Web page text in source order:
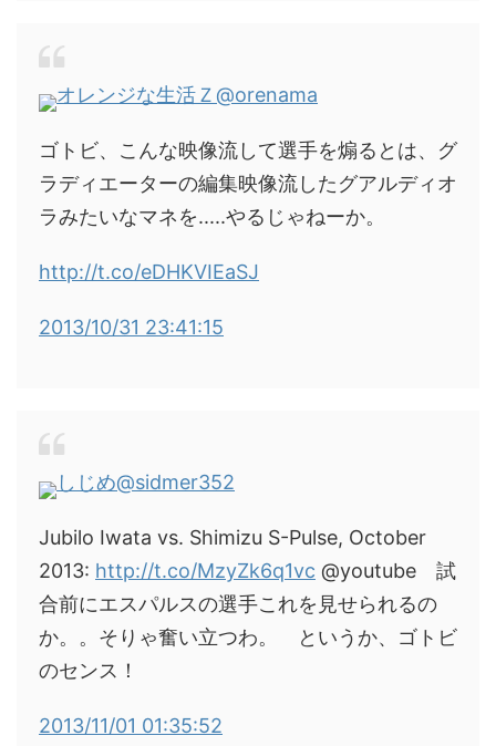
オレンジな生活Ｚ @orenama
ゴトビ、こんな映像流して選手を煽るとは、グ
ラディエーターの編集映像流したグアルディオ
ラみたいなマネを.....やるじゃねーか。
http://t.co/eDHKVIEaSJ
2013/10/31 23:41:15
しじめ@sidmer352
Jubilo Iwata vs. Shimizu S-Pulse, October
2013: http://t.co/MzyZk6q1vc @youtube 試
合前にエスパルスの選手これを見せられるの
か。。そりゃ奮い立つわ。 というか、ゴトビ
のセンス！
2013/11/01 01:35:52